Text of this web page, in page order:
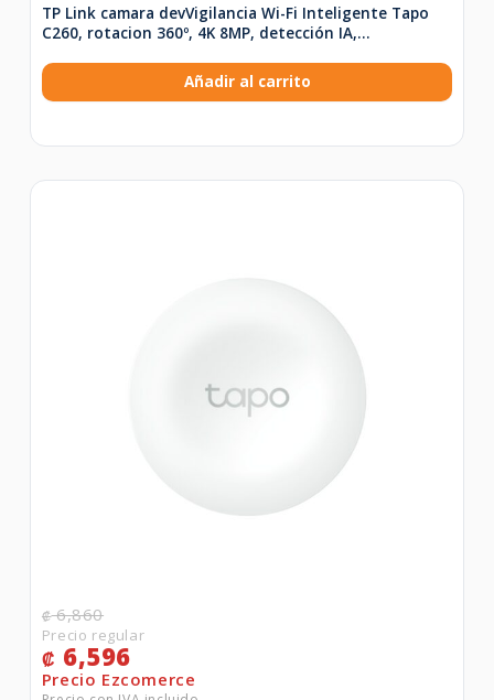
TP Link camara devVigilancia Wi-Fi Inteligente Tapo
C260, rotacion 360º, 4K 8MP, detección IA,
Añadir al carrito
₡6,860
₡ 6,596